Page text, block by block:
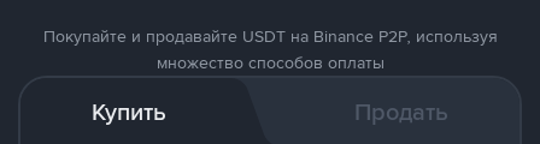
Покупайте и продавайте USDT на Binance P2P, используя
множество способов оплаты
Купить Продать